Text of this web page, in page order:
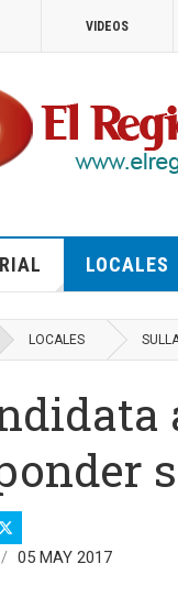
VIDEOS
LOCALES
LOCALES
05 MAY 2017